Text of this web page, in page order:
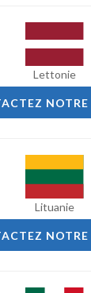
Lettonie
NOTRE
Lituanie
NOTRE